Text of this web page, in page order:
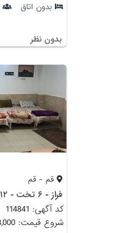
بدون اتاق
بدون نظر
قم - قم
فراز - ۶ تخت - ۱۱۲
کد آگهی: 114841
شروع قیمت: 488,000 تومان